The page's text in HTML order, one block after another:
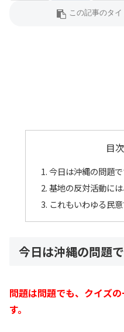
目次
今日は沖縄の問題で
基地の反対活動に
これもいわゆる民
今日は沖縄の問題で
問題は問題でも、クイズ
す。